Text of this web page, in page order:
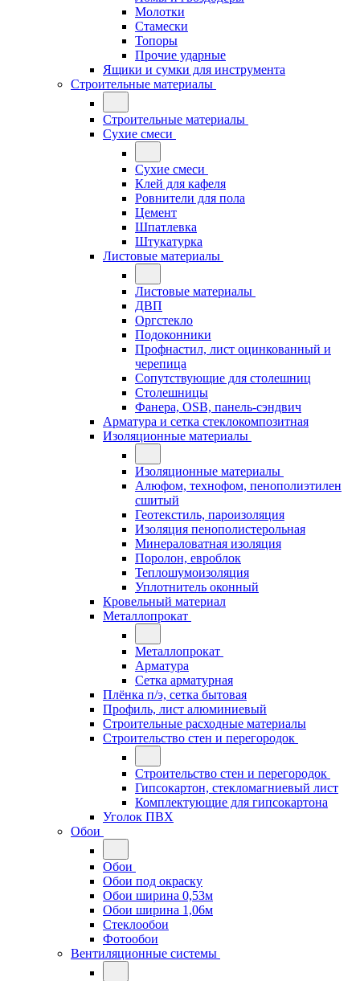
Молотки
Стамески
Топоры
Прочие ударные
Ящики и сумки для инструмента
Строительные материалы
Строительные материалы
Сухие смеси
Сухие смеси
Клей для кафеля
Ровнители для пола
Цемент
Шпатлевка
Штукатурка
Листовые материалы
Листовые материалы
ДВП
Оргстекло
Подоконники
Профнастил, лист оцинкованный и
черепица
Сопутствующие для столешниц
Столешницы
Фанера, OSB, панель-сэндвич
Арматура и сетка стеклокомпозитная
Изоляционные материалы
Изоляционные материалы
Алюфом, технофом, пенополиэтилен
сшитый
Геотекстиль, пароизоляция
Изоляция пенополистерольная
Минераловатная изоляция
Поролон, евроблок
Теплошумоизоляция
Уплотнитель оконный
Кровельный материал
Металлопрокат
Металлопрокат
Арматура
Сетка арматурная
Плёнка п/э, сетка бытовая
Профиль, лист алюминиевый
Строительные расходные материалы
Строительство стен и перегородок
Строительство стен и перегородок
Гипсокартон, стекломагниевый лист
Комплектующие для гипсокартона
Уголок ПВХ
Обои
Обои
Обои под окраску
Обои ширина 0,53м
Обои ширина 1,06м
Стеклообои
Фотообои
Вентиляционные системы